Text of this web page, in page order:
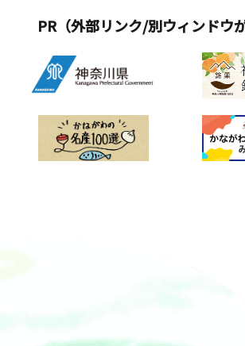
PR（外部リンク/別ウィンドウ